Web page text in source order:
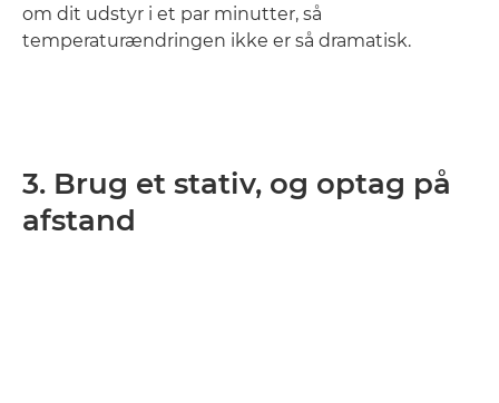
om dit udstyr i et par minutter, så
temperaturændringen ikke er så dramatisk.
3. Brug et stativ, og optag på
afstand